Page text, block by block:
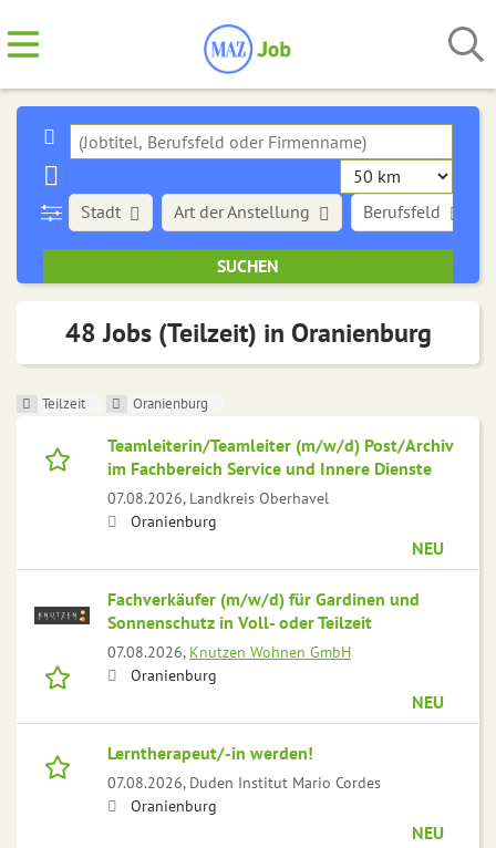
Stadt Art der Anstellung Berufsfeld
48 Jobs (Teilzeit) in Oranienburg
Teilzeit Oranienburg
Teamleiterin/Teamleiter (m/w/d) Post/Archiv
im Fachbereich Service und Innere Dienste
07.08.2026, Landkreis Oberhavel
Oranienburg
NEU
Fachverkäufer (m/w/d) für Gardinen und
Sonnenschutz in Voll- oder Teilzeit
07.08.2026, Knutzen Wohnen GmbH
Oranienburg
NEU
Lerntherapeut/-in werden!
07.08.2026, Duden Institut Mario Cordes
Oranienburg
NEU